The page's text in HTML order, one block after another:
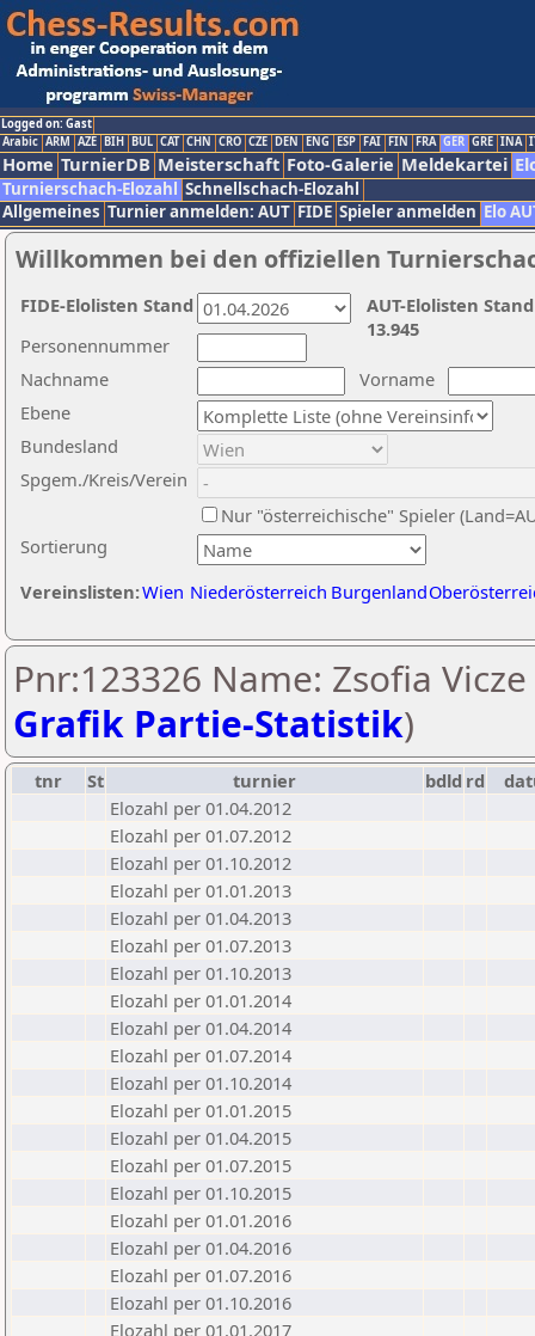
Logged on: Gast
Arabic ARM AZE BIH BUL CAT CHN CRO CZE DEN ENG ESP FAI FIN FRA GER GRE INA
Home TurnierDB Meisterschaft Foto-Galerie Meldekartei
Turnierschach-Elozahl Schnellschach-Elozahl
Allgemeines Turnier anmelden: AUT FIDE Spieler anmelden Elo
Willkommen bei den offiziellen
Nachname
Vorname
Ebene
Sortierung
Personennummer
Bundesland
Spgem./Kreis/Verein
Nur "österreichische" Spieler
Vereinslisten:Wien Niederösterreich Burgenland
AUT-Elolisten
13.945
FIDE-Elolisten Stand
Pnr:123326 Name: Zsofia Vicze
Grafik Partie-Statistik)
tnr St turnier bdld rd
Elozahl per 01.04.2012
Elozahl per 01.07.2012
Elozahl per 01.10.2012
Elozahl per 01.01.2013
Elozahl per 01.04.2013
Elozahl per 01.07.2013
Elozahl per 01.10.2013
Elozahl per 01.01.2014
Elozahl per 01.04.2014
Elozahl per 01.07.2014
Elozahl per 01.10.2014
Elozahl per 01.01.2015
Elozahl per 01.04.2015
Elozahl per 01.07.2015
Elozahl per 01.10.2015
Elozahl per 01.01.2016
Elozahl per 01.04.2016
Elozahl per 01.07.2016
Elozahl per 01.10.2016
Elozahl per 01.01.2017